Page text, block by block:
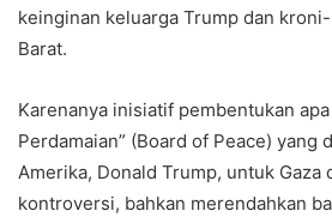
keinginan keluarga Trump dan
Barat.
Karenanya inisiatif pembentukan
Perdamaian” (Board of Peace) yang
Amerika, Donald Trump, untuk Gaza
kontroversi, bahkan merendahkan